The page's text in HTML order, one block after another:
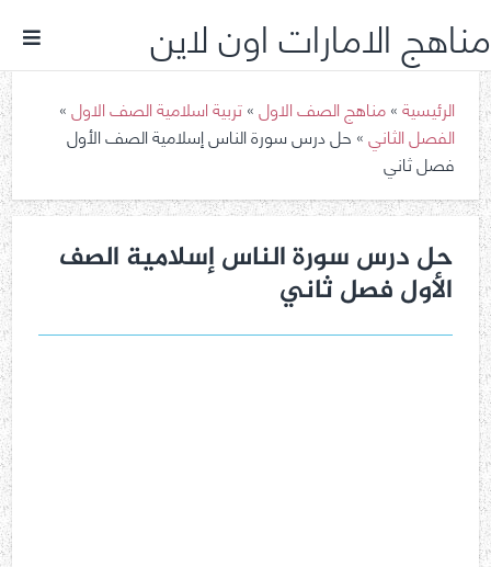
مناهج الامارات اون لاين
الرئيسية»مناهج الصف الاول»تربية اسلامية الصف الاول»
الفصل الثاني»حل درس سورة الناس إسلامية الصف الأول
فصل ثاني
حل درس سورة الناس إسلامية الصف
الأول فصل ثاني